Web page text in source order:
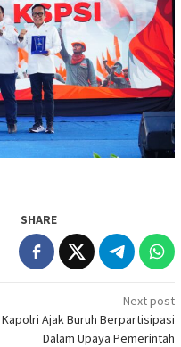
SHARE
Next post
Kapolri Ajak Buruh Berpartisipasi
Dalam Upaya Pemerintah